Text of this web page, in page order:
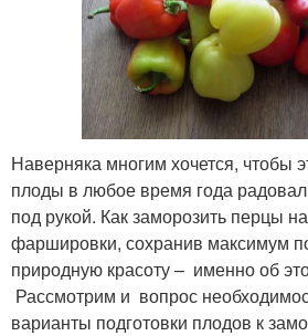
Наверняка многим хочется, чтобы
плоды в любое время года
под рукой. Как заморозить перцы
фаршировки, сохранив максимум
природную красоту – именно об
Рассмотрим и вопрос
варианты подготовки плодов к